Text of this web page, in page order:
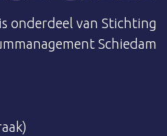
onderdeel van Stichting
Schiedam